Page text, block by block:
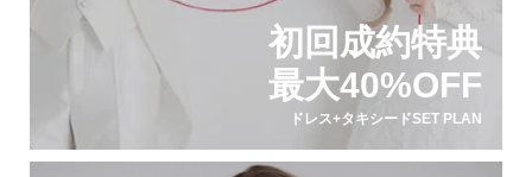
初回成約特典
最大40%OFF
ドレス+タキシードSET PLAN